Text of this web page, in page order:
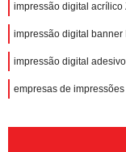
impressão digital acrílico
impressão digital banner
impressão digital
empresas de